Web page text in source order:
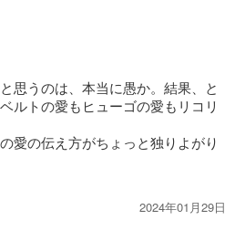
思うのは、本当に愚か。結果、と
トの愛もヒューゴの愛もリコリ
愛の伝え方がちょっと独りよがり
2024年01月29日